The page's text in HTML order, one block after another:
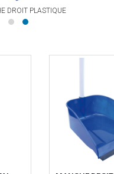
DROIT PLASTIQUE